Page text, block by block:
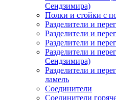
Сендзимира)
Полки и стойки с
Разделители и
Разделители и
Разделители и
Разделители и
Сендзимира)
Разделители и
ламель
Соединители
Соединители